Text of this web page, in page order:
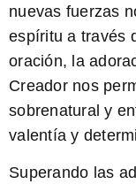
nuevas fuerzas
espíritu a través
oración, la
Creador nos
sobrenatural y
valentía y
Superando las